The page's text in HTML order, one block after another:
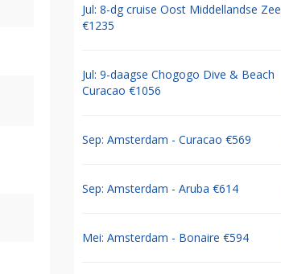
Jul: 8-dg cruise Oost Middellandse Zee
€1235
Jul: 9-daagse Chogogo Dive & Beach
Curacao €1056
Sep: Amsterdam - Curacao €569
Sep: Amsterdam - Aruba €614
Mei: Amsterdam - Bonaire €594